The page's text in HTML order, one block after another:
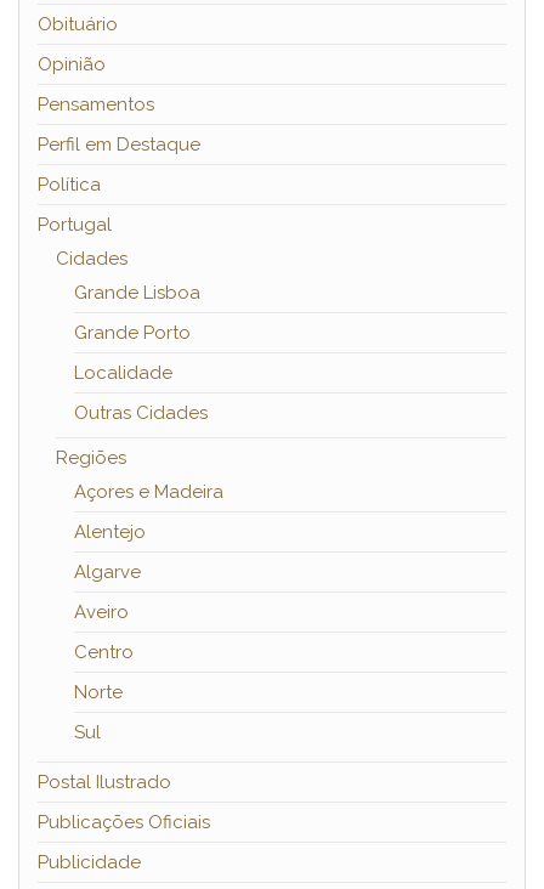
Obituário
Opinião
Pensamentos
Perfil em Destaque
Política
Portugal
Cidades
Grande Lisboa
Grande Porto
Localidade
Outras Cidades
Regiões
Açores e Madeira
Alentejo
Algarve
Aveiro
Centro
Norte
Sul
Postal Ilustrado
Publicações Oficiais
Publicidade